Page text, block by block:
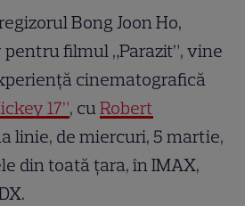
Bong Joon Ho,
filmul „Parazit”, vine
cinematografică
17”, cuRobert
linie, de miercuri, 5 martie,
din toată țara, în IMAX,